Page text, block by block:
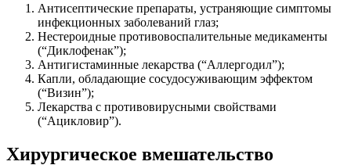
Антисептические препараты, устраняющие симптомы
инфекционных заболеваний глаз;
Нестероидные противовоспалительные медикаменты
(“Диклофенак”);
Антигистаминные лекарства (“Аллергодил”);
Капли, обладающие сосудосуживающим эффектом
(“Визин”);
Лекарства с противовирусными свойствами
(“Ацикловир”).
Хирургическое вмешательство